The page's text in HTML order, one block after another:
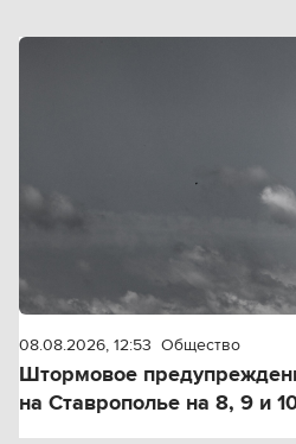
08.08.2026, 12:53 Общество
Штормовое
на Ставрополье на 8, 9 и